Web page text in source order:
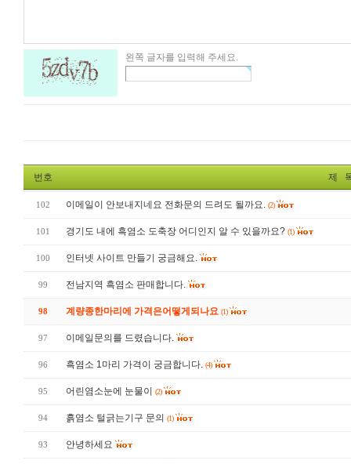
왼쪽 글자를 입력해 주세요.
번호 제
102 이메일이 안보내지네요 전화문의 드려도 될까요. (2)
101 경기도 내에 흑염소 도축장 어디인지 알 수 있을까요? (1)
100 인터넷 사이트 만들기 궁금해요.
99 전남지역 흑염소 판매합니다.
98 계량종한마리에 가격은어떻게되나요 (1)
97 이메일문의를 드렸습니다.
96 흑염소 1마리 가격이 궁금합니다. (4)
95 어린염소눈에 눈물이 (2)
94 흙염소 털긁는기구 문의 (1)
93 안녕하세요